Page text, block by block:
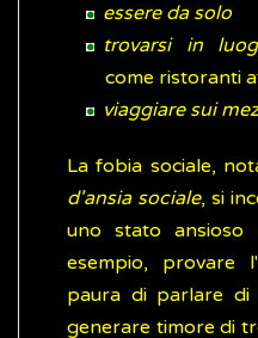
essere da solo
trovarsi in
come ristoranti
viaggiare sui
La fobia sociale,
d'ansia sociale, si
uno stato ansioso
esempio, provare
paura di parlare
generare timore di